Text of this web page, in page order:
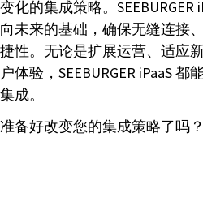
变化的集成策略。SEEBURGER
向未来的基础，确保无缝连接
捷性。无论是扩展运营、适应
户体验，SEEBURGER iPaaS
集成。
准备好改变您的集成策略了吗